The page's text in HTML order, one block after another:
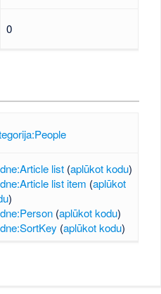
0
list (aplūkot kodu)
list item (aplūkot
)
(aplūkot kodu)
(aplūkot kodu)